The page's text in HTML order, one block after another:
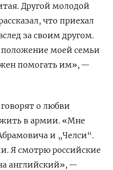
Другой молодой
что приехал
за своим другом.
положение моей семьи
помогать им», —
о любви
в армии. «Мне
и „Челси“.
Я смотрю российские
английский», —